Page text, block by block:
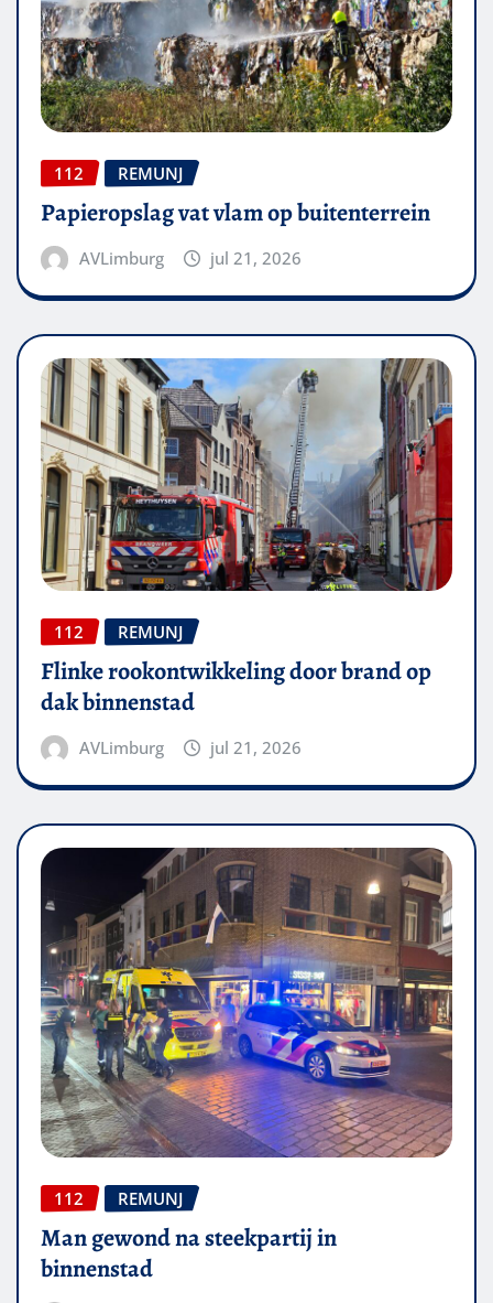
112 REMUNJ
Papieropslag vat vlam op buitenterrein
AVLimburg jul 21, 2026
112 REMUNJ
Flinke rookontwikkeling door brand op
dak binnenstad
AVLimburg jul 21, 2026
112 REMUNJ
Man gewond na steekpartij in
binnenstad